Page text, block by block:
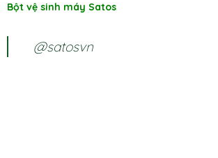
Bột vệ sinh máy Satos
@satosvn